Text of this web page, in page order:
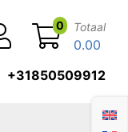
+31850509912
0 Totaal
0.00